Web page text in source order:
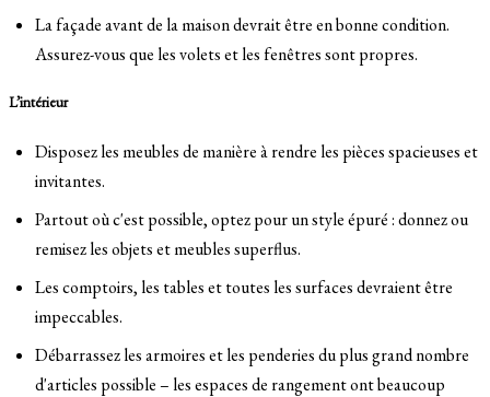
La façade avant de la maison devrait être en bonne condition.
Assurez-vous que les volets et les fenêtres sont propres.
L’intérieur
Disposez les meubles de manière à rendre les pièces spacieuses et
invitantes.
Partout où c'est possible, optez pour un style épuré : donnez ou
remisez les objets et meubles superflus.
Les comptoirs, les tables et toutes les surfaces devraient être
impeccables.
Débarrassez les armoires et les penderies du plus grand nombre
d'articles possible – les espaces de rangement ont beaucoup